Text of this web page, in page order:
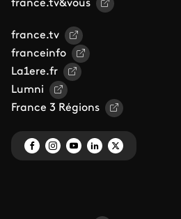
france.tv&vous
france.tv
franceinfo
La1ere.fr
Lumni
France 3 Régions